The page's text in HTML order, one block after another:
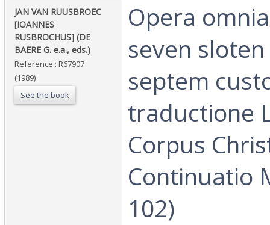
‎JAN VAN RUUSBROEC
[IOANNES
RUSBROCHUS] (DE
BAERE G. e.a., eds.)‎
Reference : R67907
(1989)
See the book
‎Opera
seven
septem
traductione
Corpus
Continuatio
102)‎